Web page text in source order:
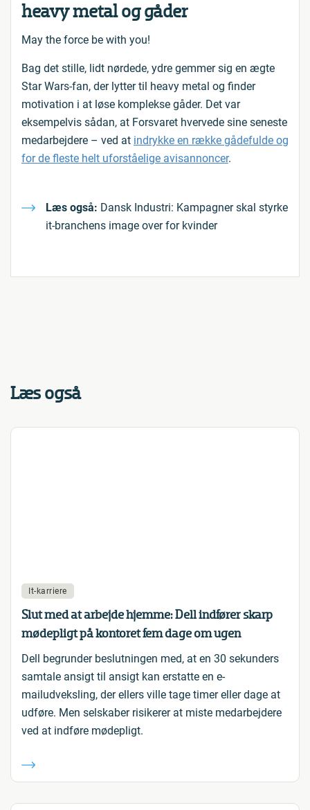
heavy metal og gåder
May the force be with you!
Bag det stille, lidt nørdede, ydre gemmer sig en ægte
Star Wars-fan, der lytter til heavy metal og finder
motivation i at løse komplekse gåder. Det var
eksempelvis sådan, at Forsvaret hvervede sine seneste
medarbejdere – ved at indrykke en række gådefulde og
for de fleste helt uforståelige avisannoncer.
Læs også: Dansk Industri: Kampagner skal styrke
it-branchens image over for kvinder
Læs også
It-karriere
Slut med at arbejde hjemme: Dell indfører skarp
mødepligt på kontoret fem dage om ugen
Dell begrunder beslutningen med, at en 30 sekunders
samtale ansigt til ansigt kan erstatte en e-
mailudveksling, der ellers ville tage timer eller dage at
udføre. Men selskaber risikerer at miste medarbejdere
ved at indføre mødepligt.